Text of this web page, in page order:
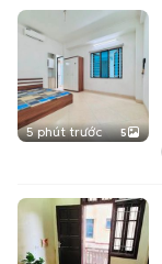
5 phút trước 5